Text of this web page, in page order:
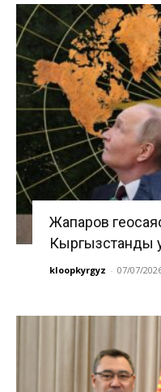
Жапаров
Кыргызстанды
kloopkyrgyz - 07/07/